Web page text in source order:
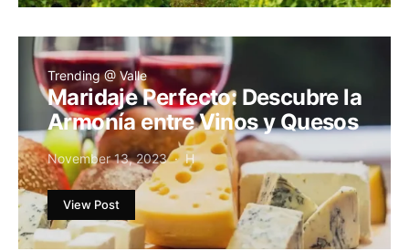
Trending @ Valle
Maridaje Perfecto: Descubre la
Armonía entre Vinos y Quesos
November 13, 2023 H
View Post